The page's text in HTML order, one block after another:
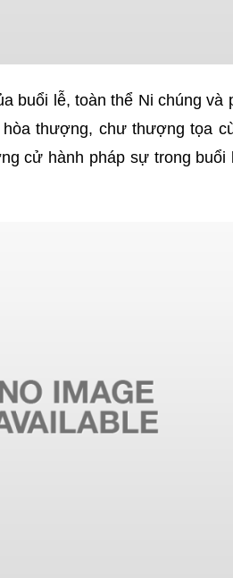
buổi lễ, toàn thể Ni chúng và
thượng, chư thượng tọa
cử hành pháp sự trong